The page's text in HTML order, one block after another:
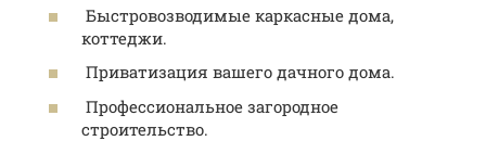
Быстровозводимые каркасные дома,
коттеджи.
Приватизация вашего дачного дома.
Профессиональное загородное
строительство.